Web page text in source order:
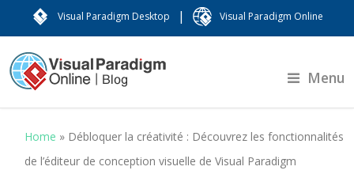
Visual Paradigm Desktop | Visual Paradigm Online
Menu
Home » Débloquer la créativité : Découvrez les fonctionnalités
de l’éditeur de conception visuelle de Visual Paradigm